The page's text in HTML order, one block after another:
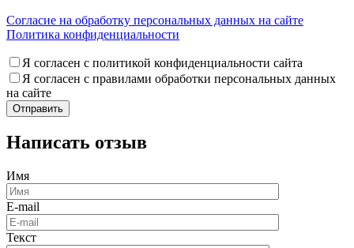
Согласие на обработку персональных данных на сайте
Политика конфиденциальности
Я согласен с политикой конфиденциальности сайта
Я согласен с правилами обработки персональных данных
на сайте
Написать отзыв
Имя
E-mail
Текст